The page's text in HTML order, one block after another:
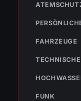
FAHRZEUGE
FUNK